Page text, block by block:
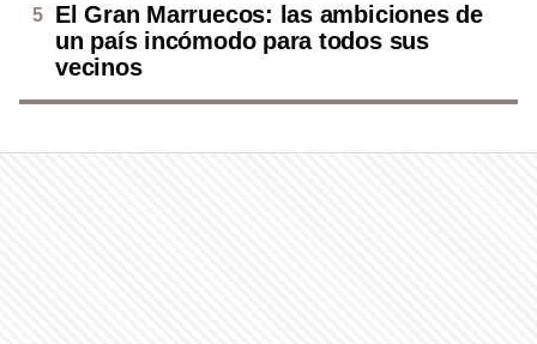
El Gran Marruecos: las ambiciones de
un país incómodo para todos sus
vecinos